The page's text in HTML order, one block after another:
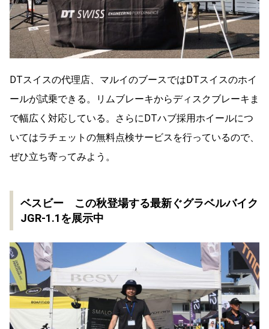
DTスイスの代理店、マルイのブースではDTスイスのホイ
ールが試乗できる。リムブレーキからディスクブレーキま
で幅広く対応している。さらにDTハブ採用ホイールにつ
いてはラチェットの無料点検サービスを行っているので、
ぜひ立ち寄ってみよう。
ベスビー この秋登場する最新ぐグラベルバイク
JGR-1.1を展示中